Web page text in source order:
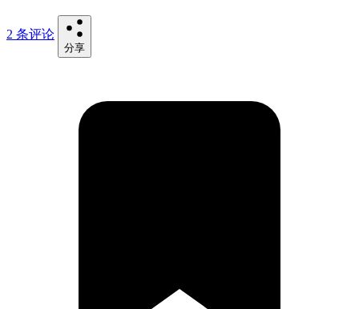
2 条评论
分享